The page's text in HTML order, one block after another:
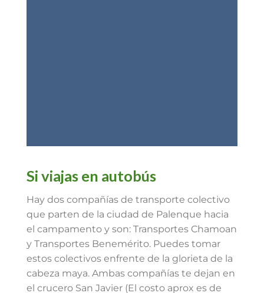
Si viajas en autobús
Hay dos compañías de transporte colectivo
que parten de la ciudad de Palenque hacia
el campamento y son: Transportes Chamoan
y Transportes Benemérito. Puedes tomar
estos colectivos enfrente de la glorieta de la
cabeza maya. Ambas compañías te dejan en
el crucero San Javier (El costo aprox es de